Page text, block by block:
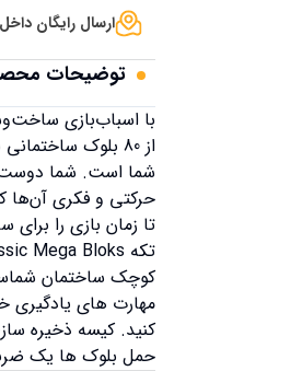
ارسال رایگان
توضیحات
از 80 بلوک
شما است. شما دوست
کوچک ساختمان
مهارت های یادگیری
کنید. کیسه ذخیره
حمل بلوک ها یک